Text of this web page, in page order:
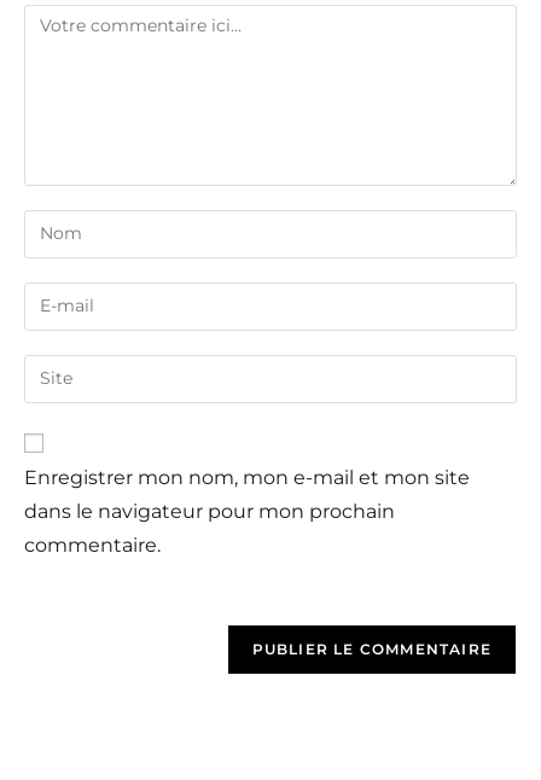
Enregistrer mon nom, mon e-mail et mon site
dans le navigateur pour mon prochain
commentaire.